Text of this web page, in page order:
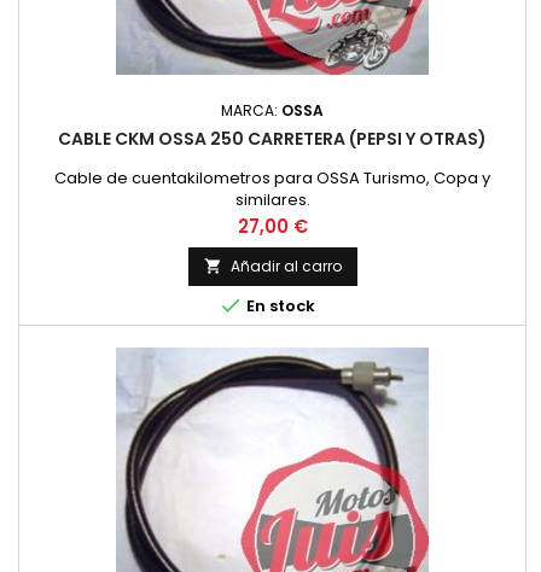
MARCA: OSSA
CABLE CKM OSSA 250 CARRETERA (PEPSI Y OTRAS)
Cable de cuentakilometros para OSSA Turismo, Copa y
similares.
Precio
27,00 €
 Añadir al carro
 En stock